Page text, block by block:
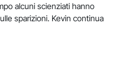
alcuni scienziati hanno
sparizioni. Kevin continua